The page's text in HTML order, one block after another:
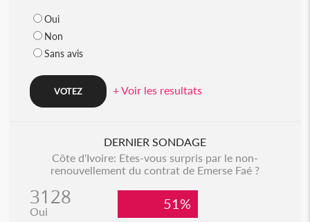
Oui
Non
Sans avis
+ Voir les resultats
DERNIER SONDAGE
Côte d'Ivoire: Etes-vous surpris par le non-
renouvellement du contrat de Emerse Faé ?
3128
Oui 51%